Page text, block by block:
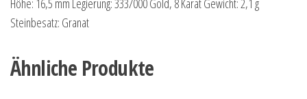
Steinbesatz: Granat
Ähnliche Produkte